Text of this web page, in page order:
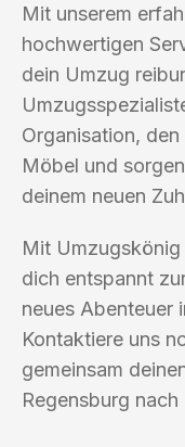
Mit unserem
hochwertigen
dein Umzug
Organisation,
Möbel und
deinem neuen
Mit
dich entspannt
neues Abenteuer
Kontaktiere uns
gemeinsam
Regensburg